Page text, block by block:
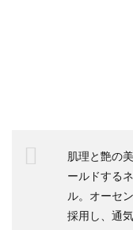
肌理と艶の
ールドする
ル。オーセ
採用し、通